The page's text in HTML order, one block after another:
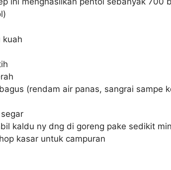
kuah
(rendam air panas, sangrai sampe
kaldu ny dng di goreng pake sedikit
kasar untuk campuran